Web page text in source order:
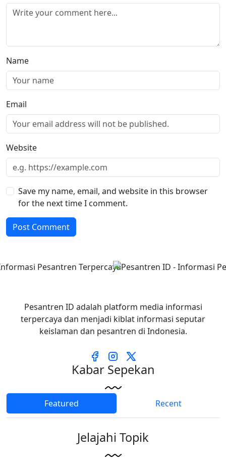
Name
Email
Website
Save my name, email, and website in this browser
for the next time I comment.
Post Comment
Pesantren ID adalah platform media informasi
terpercaya dan menjadi kiblat informasi seputar
keislaman dan pesantren di Indonesia.
Kabar Sepekan
Featured Recent
Jelajahi Topik